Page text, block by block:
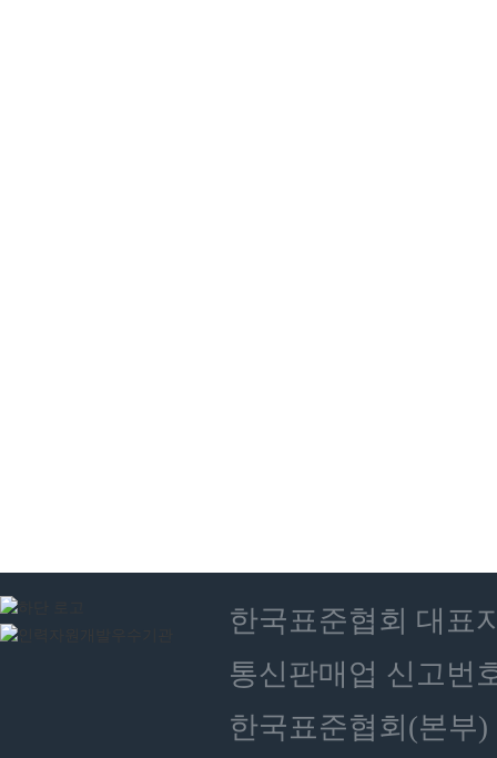
한국표준협회 대표
통신판매업 신고번
한국표준협회(본부